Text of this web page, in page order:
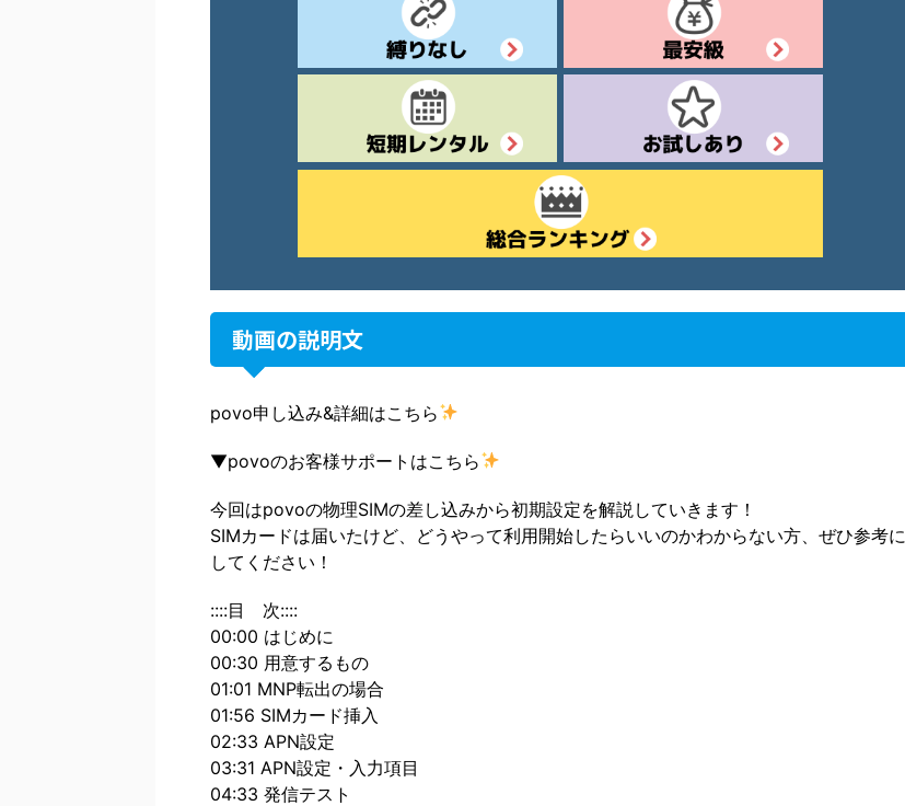
動画の説明文
povo申し込み&詳細はこちら
▼povoのお客様サポートはこちら
今回はpovoの物理SIMの差し込みから初期設定を解説していきます！
SIMカードは届いたけど、どうやって利用開始したらいいのかわからない方、ぜひ参考に
してください！
::::目 次::::
00:00 はじめに
00:30 用意するもの
01:01 MNP転出の場合
01:56 SIMカード挿入
02:33 APN設定
03:31 APN設定・入力項目
04:33 発信テスト